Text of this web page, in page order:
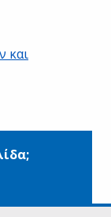
και